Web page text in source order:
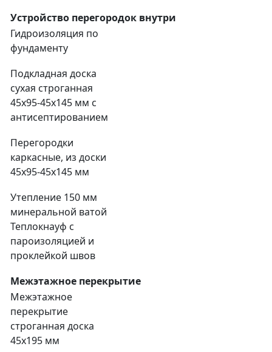
Устройство перегородок внутри
Гидроизоляция по
фундаменту
Подкладная доска
сухая строганная
45х95-45х145 мм с
антисептированием
Перегородки
каркасные, из доски
45х95-45х145 мм
Утепление 150 мм
минеральной ватой
Теплокнауф с
пароизоляцией и
проклейкой швов
Межэтажное перекрытие
Межэтажное
перекрытие
строганная доска
45х195 мм